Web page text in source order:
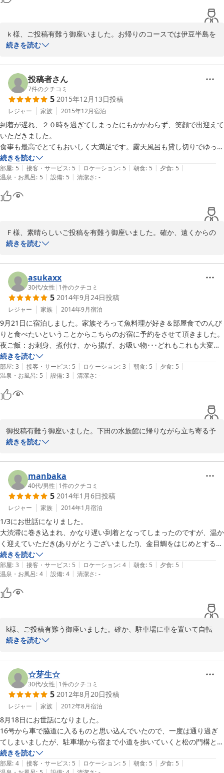
ｋ様、ご投稿有難う御座いました。お帰りのコースでは伊豆半島を
あちこち廻りながら楽しい帰路となったでしょうか？又、気の向い
をしながら庭に出て、お客様に出会う事が多々あります(*^-^*)。
2016-07-20
続きを読む
投稿者さん
7件のクチコミ
5 2015年12月13日投稿
レジャー 家族 2015年12月宿泊
到着が遅れ、２０時を過ぎてしまったにもかかわらず、笑顔で出迎えて
いただきました。
食事も最高でとてもおいしく大満足です。露天風呂も貸し切りでゆっく
りはいれました。
セルフサービスでコーヒーも自由に淹れたてを飲めて、ゆっくりできま
した。
部屋、トイレ、お掃除が行き届いていてとても奇麗でした。おすすめの
宿です。
翌日帰路についてから忘れ物に気付き、宅急便で送って頂いたのです
もらい、翌日には自宅に届きました。最初から最後までご迷惑をおかけ
続きを読む
部屋: 5 | 接客・サービス: 5 | ロケーション: 5 | 朝食: 5 | 夕食: 5 |
温泉・お風呂: 5 | 設備: 5 | 清潔さ: -
Ｆ様、素晴らしいご投稿を有難う御座いました。確か、遠くからの
お客様と覚えておりましたが無事にお帰りになられた御様子です
とに御客様方に喧伝しておきます(*^-^*)。また何時の日か「充電器
のＦ」で御予約下さい。
2015-12-13
続きを読む
asukaxx
30代/女性 | 1件のクチコミ
5 2014年9月24日投稿
レジャー 家族 2014年9月宿泊
9月21日に宿泊しました。家族そろって魚料理が好き＆部屋食でのんび
りと食べたいということからこちらのお宿に予約をさせて頂きました。
夜ご飯：お刺身、煮付け、から揚げ、お吸い物･･･どれもこれも大変に
美味しかったです。品数も量も沢山あったので、食べきることが出来ず
に申し訳なくお膳を返却に行きました。2歳の子供は伊勢海老、カンパ
チ、カサゴ、金目にサザエを見て大はしゃぎで、これは？これは？と聞
いてきて、主人や私がそれは○○だよ。と教えながら楽しく食事が出来
ました＾＾
朝ご飯：朝から美味しいお味噌汁などなどを頂き、大満足でした＾＾
露天風呂：家族3人でのんびり・ゆったりとくつろげました＾＾
した。また、海もキレイで魚やカニを見つけて楽しい散策が出来ました
＾＾
宿のお父さん・お母さんに、親切にして頂き、楽しい1泊となりまし
た。誠にありがとうございました！！
続きを読む
部屋: 3 | 接客・サービス: 5 | ロケーション: 3 | 朝食: 5 | 夕食: 5 |
温泉・お風呂: 5 | 設備: 3 | 清潔さ: -
御投稿有難う御座いました。下田の水族館に帰りながら立ち寄る予
定だったと思いましたが楽しかったでしょうか？お嬢さんは到着時
ったです。又、民宿竹虎の自慢料理を食しに３人で元気に遊びに来
て下さい。
2014-09-24
続きを読む
manbaka
40代/男性 | 1件のクチコミ
5 2014年1月6日投稿
レジャー 家族 2014年1月宿泊
1/3にお世話になりました。
大渋滞に巻き込まれ、かなり遅い到着となってしまったのですが、温か
く迎えていただき(ありがとうございました!)、金目鯛をはじめとする美
味しい料理と、露天風呂で疲れもとれました。
配膳がセルフサービスだったり、ホテルとは違う点もありますが、ホテ
ルには無い温かいもてなしが嬉しかったです。また伊豆に行くことがあ
れば泊まりたいと思います。
続きを読む
部屋: 3 | 接客・サービス: 5 | ロケーション: 4 | 朝食: 5 | 夕食: 5 |
温泉・お風呂: 4 | 設備: 4 | 清潔さ: -
k様、ご投稿有難う御座いました。確か、駐車場に車を置いて自転
車で熱海か伊東迄往復しようとしたお二人でしたね？遠方からお越
りの際は是非、又ご利用下さい。
2014-01-06
続きを読む
☆芽生☆
30代/女性 | 1件のクチコミ
5 2012年8月20日投稿
レジャー 家族 2012年8月宿泊
8月18日にお世話になりました。
16号から車で脇道に入るものと思い込んでいたので、一度は通り過ぎ
てしまいましたが、駐車場から宿まで小道を歩いていくと松の門構と広
い庭園が素敵でした。
続きを読む
部屋: 4 | 接客・サービス: 5 | ロケーション: 5 | 朝食: 5 | 夕食: 5 |